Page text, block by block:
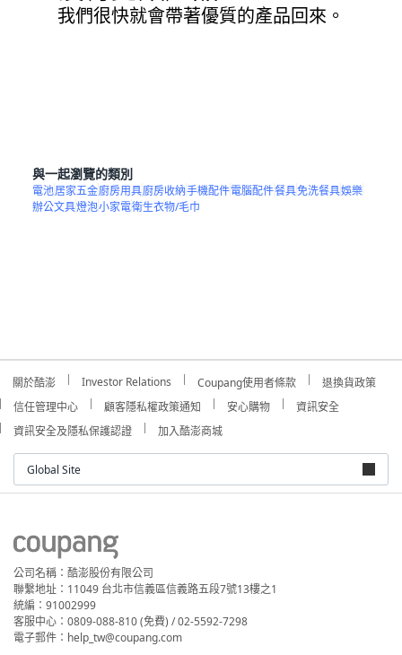
我們很快就會帶著優質的產品回來。
與一起瀏覽的類別
電池居家五金廚房用具廚房收納手機配件電腦配件餐具免洗餐具娛樂
辦公文具燈泡小家電衛生衣物/毛巾
關於酷澎 Investor Relations Coupang使用者條款
退換貨政策
信任管理中心
顧客隱私權政策通知 安心購物
資訊安全
資訊安全及隱私保護認證
加入酷澎商城
Global Site
公司名稱：酷澎股份有限公司
聯繫地址：11049 台北市信義區信義路五段7號13樓之1
統編：91002999
客服中心：0809-088-810 (免費) / 02-5592-7298
電子郵件：help_tw@coupang.com